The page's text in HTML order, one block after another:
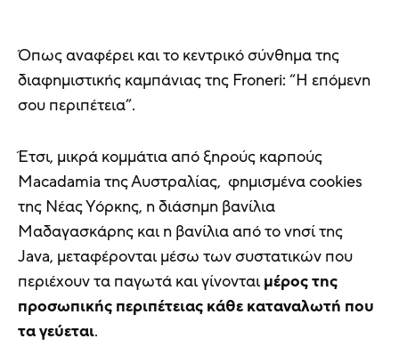
Όπως αναφέρει και το κεντρικό σύνθημα της
διαφημιστικής καμπάνιας της Froneri: “Η επόμενη
σου περιπέτεια”.
Έτσι, μικρά κομμάτια από ξηρούς καρπούς
Macadamia της Αυστραλίας, φημισμένα cookies
της Νέας Υόρκης, η διάσημη βανίλια
Μαδαγασκάρης και η βανίλια από το νησί της
Java, μεταφέρονται μέσω των συστατικών που
περιέχουν τα παγωτά και γίνονται μέρος της
προσωπικής περιπέτειας κάθε καταναλωτή που
τα γεύεται.